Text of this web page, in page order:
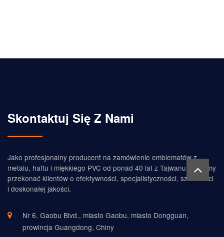
Skontaktuj Się Z Nami
Jako profesjonalny producent na zamówienie emblematów z
metalu, haftu i miękkiego PVC od ponad 40 lat z Tajwanu, możemy
przekonać klientów o efektywności, specjalistyczności, szczerości
i doskonałej jakości.
Nr 6, Gaobu Blvd., miasto Gaobu, miasto Dongguan,
prowincja Guangdong, Chiny